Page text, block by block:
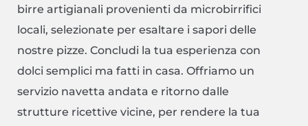
birre artigianali provenienti da microbirrifici
locali, selezionate per esaltare i sapori delle
nostre pizze. Concludi la tua esperienza con
dolci semplici ma fatti in casa. Offriamo un
servizio navetta andata e ritorno dalle
strutture ricettive vicine, per rendere la tua